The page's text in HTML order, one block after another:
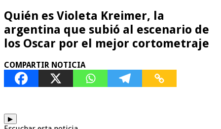
Quién es Violeta Kreimer, la
argentina que subió al escenario de
los Oscar por el mejor cortometraje
COMPARTIR NOTICIA
▶